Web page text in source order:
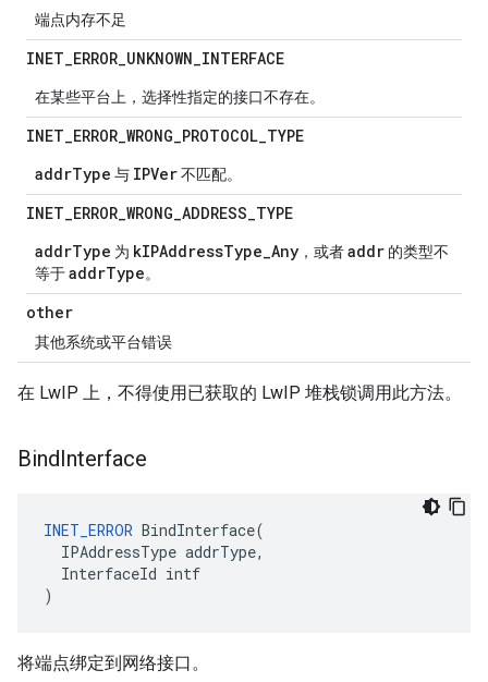
端点内存不足
INET_ERROR_UNKNOWN_INTERFACE
在某些平台上，选择性指定的接口不存在。
INET_ERROR_WRONG_PROTOCOL_TYPE
addrType 与 IPVer不匹配。
INET_ERROR_WRONG_ADDRESS_TYPE
addrType 为 kIPAddressType_Any ，或者addr 的类型不
等于addrType。
other
其他系统或平台错误
在 LwIP 上，不得使用已获取的 LwIP 堆栈锁调用此方法。
BindInterface
INET_ERROR BindInterface(
IPAddressType addrType,
InterfaceId intf
)
将端点绑定到网络接口。